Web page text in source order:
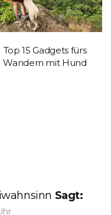
Top 15 Gadgets fürs
Wandern mit Hund
Sagt: